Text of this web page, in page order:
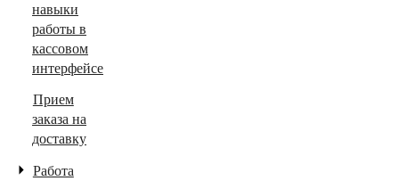
навыки
работы в
кассовом
интерфейсе
Прием
заказа на
доставку
Работа